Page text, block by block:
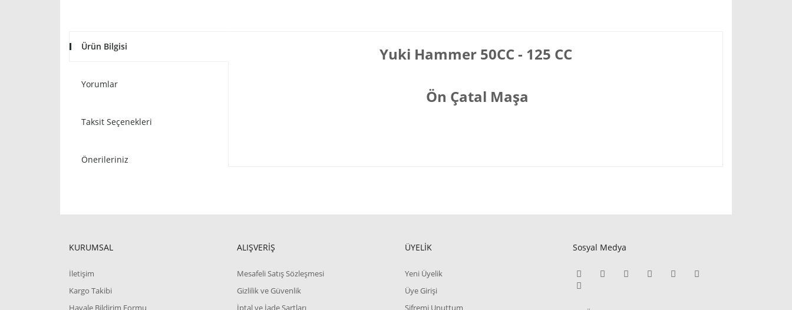
Ürün Bilgisi
Yorumlar
Taksit Seçenekleri
Önerileriniz
Yuki Hammer 50CC - 125 CC
Ön Çatal Maşa
KURUMSAL
İletişim
Kargo Takibi
Havale Bildirim Formu
ALIŞVERİŞ
Mesafeli Satış Sözleşmesi
Gizlilik ve Güvenlik
İptal ve İade Şartları
ÜYELİK
Yeni Üyelik
Üye Girişi
Şifremi Unuttum
Sosyal Medya